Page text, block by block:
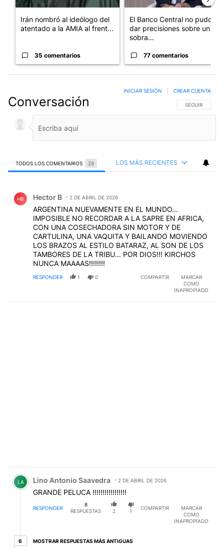
Irán nombró al ideólogo del
atentado a la AMIA al frent...
35 comentarios
El Banco Central no pudo
dar precisiones sobre un
sobra...
77 comentarios
Conversación SIGA ESTA
SEGUIR
INICIAR SESIÓN CREAR CUENTA
TODOS LOS COMENTARIOS 29 LOS MÁS RECIENTES
HB Hector B 2 DE ABRIL DE 2026
ARGENTINA NUEVAMENTE EN EL MUNDO...
IMPOSIBLE NO RECORDAR A LA SAPRE EN AFRICA,
CON UNA COSECHADORA SIN MOTOR Y DE
CARTULINA, UNA VAQUITA Y BAILANDO MOVIENDO
LOS BRAZOS AL ESTILO BATARAZ, AL SON DE LOS
TAMBORES DE LA TRIBU... POR DIOS!!! KIRCHOS
NUNCA MAAAAS!!!!!!!!
RESPONDER 1 0 COMPARTIR
MARCAR
COMO
INAPROPIADO
Comentario de Lino Antonio Saavedra.
LA Lino Antonio Saavedra 2 DE ABRIL DE 2026
GRANDE PELUCA !!!!!!!!!!!!!!!!!
RESPONDER
8
RESPUESTAS
2 1
COMPARTIR
MARCAR
COMO
INAPROPIADO
66 respuestas más antiguas
MOSTRAR RESPUESTAS MÁS ANTIGUAS